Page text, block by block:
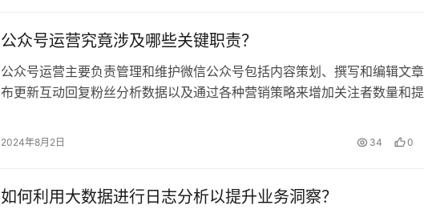
公众号运营究竟涉及哪些关键职责？
公众号运营主要负责管理和维护微信公众号包括内容策划、撰写和编辑文
布更新互动回复粉丝分析数据以及通过各种营销策略来增加关注者数量和提
2024年8月2日 34 0
如何利用大数据进行日志分析以提升业务洞察？